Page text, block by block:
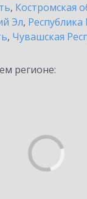
, Костромская
Эл,
, Чувашская
регионе: